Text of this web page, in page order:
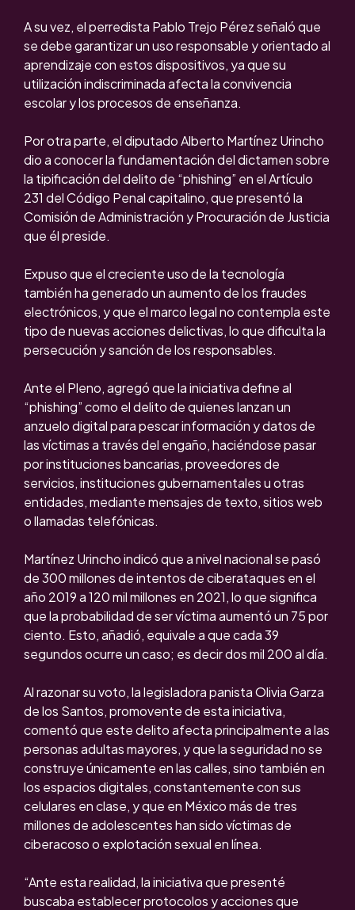
A su vez, el perredista Pablo Trejo Pérez señaló que
se debe garantizar un uso responsable y orientado al
aprendizaje con estos dispositivos, ya que su
utilización indiscriminada afecta la convivencia
escolar y los procesos de enseñanza.
Por otra parte, el diputado Alberto Martínez Urincho
dio a conocer la fundamentación del dictamen sobre
la tipificación del delito de “phishing” en el Artículo
231 del Código Penal capitalino, que presentó la
Comisión de Administración y Procuración de Justicia
que él preside.
Expuso que el creciente uso de la tecnología
también ha generado un aumento de los fraudes
electrónicos, y que el marco legal no contempla este
tipo de nuevas acciones delictivas, lo que dificulta la
persecución y sanción de los responsables.
Ante el Pleno, agregó que la iniciativa define al
“phishing” como el delito de quienes lanzan un
anzuelo digital para pescar información y datos de
las víctimas a través del engaño, haciéndose pasar
por instituciones bancarias, proveedores de
servicios, instituciones gubernamentales u otras
entidades, mediante mensajes de texto, sitios web
o llamadas telefónicas.
Martínez Urincho indicó que a nivel nacional se pasó
de 300 millones de intentos de ciberataques en el
año 2019 a 120 mil millones en 2021, lo que significa
que la probabilidad de ser víctima aumentó un 75 por
ciento. Esto, añadió, equivale a que cada 39
segundos ocurre un caso; es decir dos mil 200 al día.
Al razonar su voto, la legisladora panista Olivia Garza
de los Santos, promovente de esta iniciativa,
comentó que este delito afecta principalmente a las
personas adultas mayores, y que la seguridad no se
construye únicamente en las calles, sino también en
los espacios digitales, constantemente con sus
celulares en clase, y que en México más de tres
millones de adolescentes han sido víctimas de
ciberacoso o explotación sexual en línea.
“Ante esta realidad, la iniciativa que presenté
buscaba establecer protocolos y acciones que